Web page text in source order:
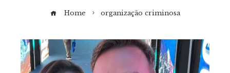
Home organização criminosa